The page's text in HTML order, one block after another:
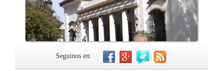
Seguinos en: